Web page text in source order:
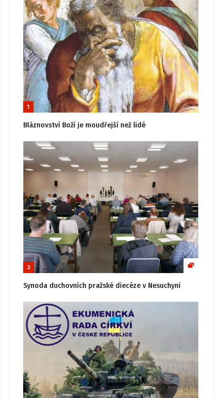
1
Bláznovství Boží je moudřejší než lidé
2
Synoda duchovních pražské diecéze v Nesuchyni